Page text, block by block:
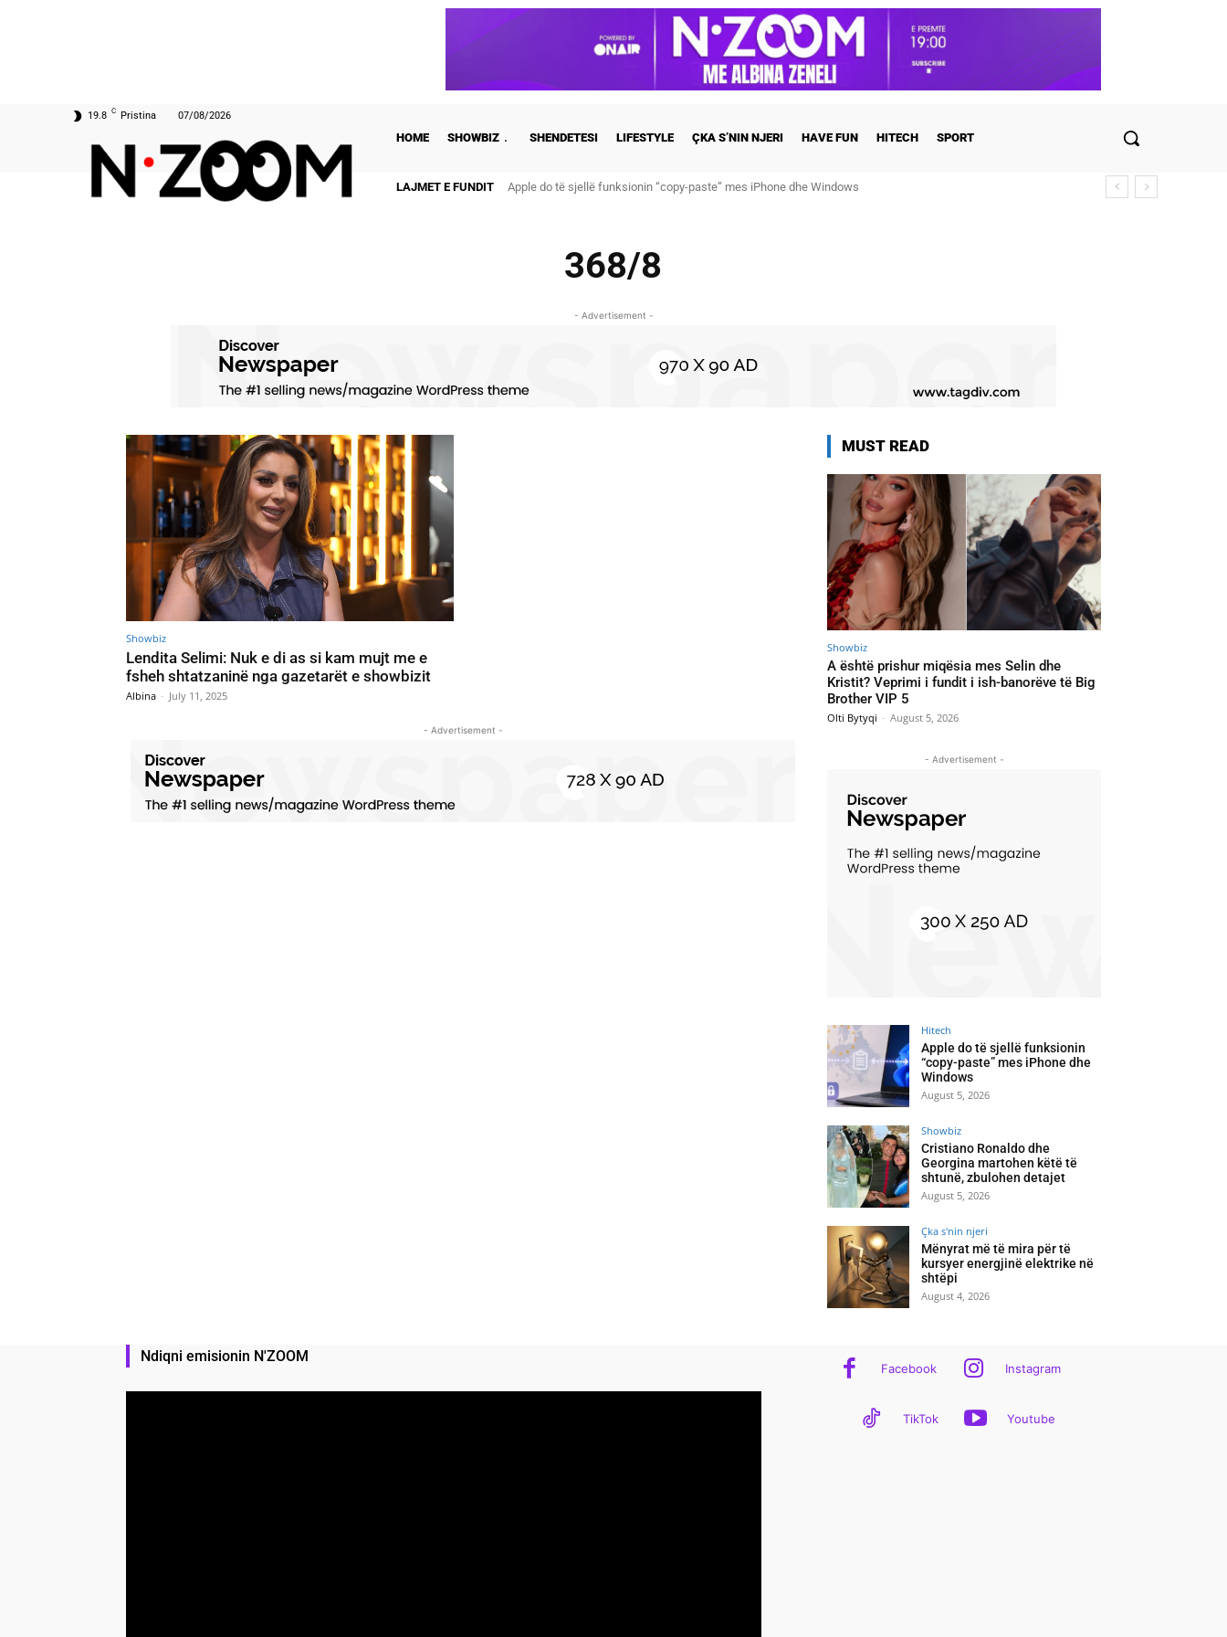
19.8 C Pristina 07/08/2026
HOME SHOWBIZ SHENDETESI LIFESTYLE ÇKA S’NIN NJERI HAVE FUN HITECH SPORT
LAJMET E FUNDIT Apple do të sjellë funksionin “copy-paste” mes iPhone dhe Windows
368/8
- Advertisement -
Showbiz
Lendita Selimi: Nuk e di as si kam mujt me e
fsheh shtatzaninë nga gazetarët e showbizit
Albina - July 11, 2025
- Advertisement -
MUST READ
Showbiz
A është prishur miqësia mes Selin dhe
Kristit? Veprimi i fundit i ish-banorëve të Big
Brother VIP 5
Olti Bytyqi - August 5, 2026
- Advertisement -
Hitech
Apple do të sjellë funksionin
“copy-paste” mes iPhone dhe
Windows
August 5, 2026
Showbiz
Cristiano Ronaldo dhe
Georgina martohen këtë të
shtunë, zbulohen detajet
August 5, 2026
Çka s'nin njeri
Mënyrat më të mira për të
kursyer energjinë elektrike në
shtëpi
August 4, 2026
Ndiqni emisionin N'ZOOM
Facebook Instagram
TikTok Youtube